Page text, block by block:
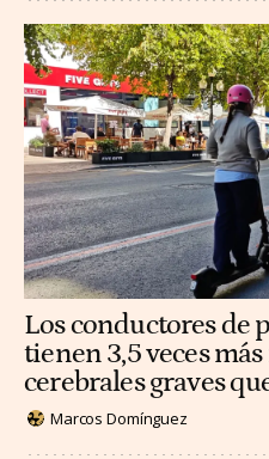
Los conductores de
tienen 3,5 veces
cerebrales graves
Marcos Domínguez